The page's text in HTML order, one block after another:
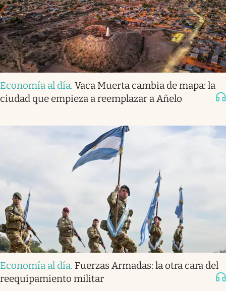
Economía al día. Vaca Muerta cambia de mapa: la
ciudad que empieza a reemplazar a Añelo
Economía al día. Fuerzas Armadas: la otra cara del
reequipamiento militar